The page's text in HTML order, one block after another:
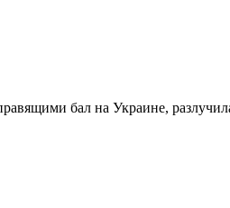
бал на Украине,